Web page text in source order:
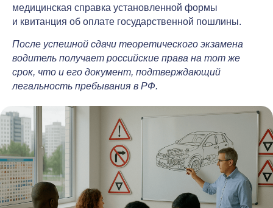
медицинская справка установленной формы
и квитанция об оплате государственной пошлины.
После успешной сдачи теоретического экзамена
водитель получает российские права на тот же
срок, что и его документ, подтверждающий
легальность пребывания в РФ.